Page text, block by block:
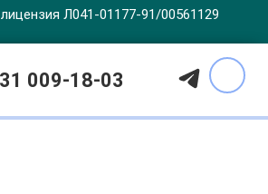
Л041-01177-91/00561129
009-18-03